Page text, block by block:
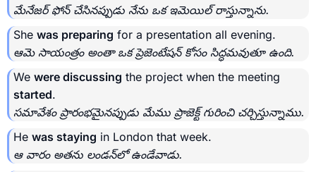
మేనేజర్ ఫోన్ చేసినప్పుడు నేను ఒక ఇమెయిల్ రాస్తున్నాను.
She was preparing for a presentation all evening.
ఆమె సాయంత్రం అంతా ఒక ప్రెజెంటేషన్ కోసం సిద్ధమవుతూ ఉంది.
We were discussing the project when the meeting
started.
సమావేశం ప్రారంభమైనప్పుడు మేము ప్రాజెక్ట్ గురించి చర్చిస్తున్నాము.
He was staying in London that week.
ఆ వారం అతను లండన్‌లో ఉండేవాడు.